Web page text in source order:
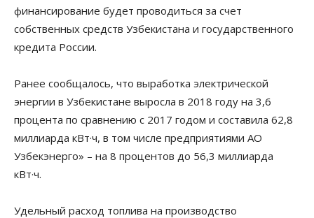
финансирование будет проводиться за счет
собственных средств Узбекистана и государственного
кредита России.
Ранее сообщалось, что выработка электрической
энергии в Узбекистане выросла в 2018 году на 3,6
процента по сравнению с 2017 годом и составила 62,8
миллиарда кВт·ч, в том числе предприятиями АО
Узбекэнерго» – на 8 процентов до 56,3 миллиарда
кВт·ч.
Удельный расход топлива на производство